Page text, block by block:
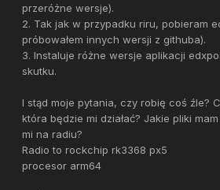
przeróżne wersje).
2. Tak jak w przypadku riru, pobieram
próbowałem innych wersji z githuba).
3. Instaluje różne wersje aplikacji
skutku.
I stąd moje pytania, czy robię coś źle?
która będzie mi działać? Jakie pliki
mi na radiu?
Radio to rockchip rk3368 px5
procesor arm64